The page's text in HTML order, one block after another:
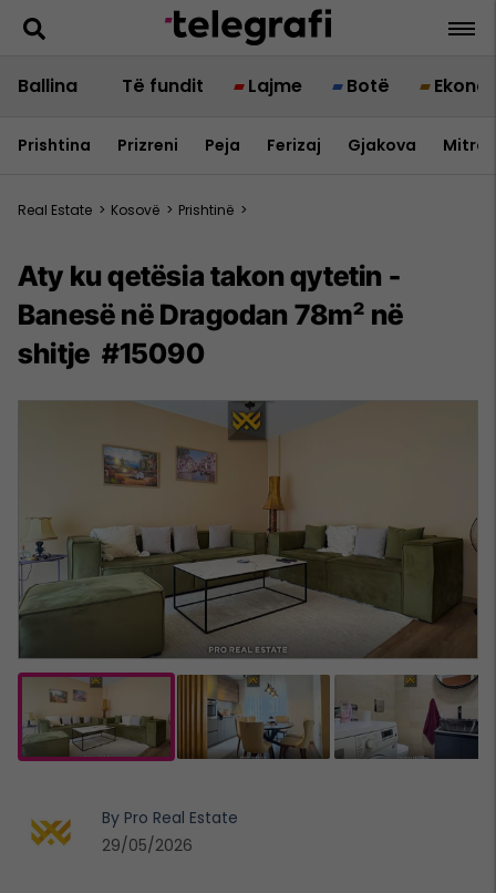
Ballina Të fundit Lajme Botë
Prishtina Prizreni Peja Ferizaj Gjakova
Real Estate > Kosovë > Prishtinë >
Aty ku qetësia takon qytetin -
Banesë në Dragodan 78m² në
shitje #15090
By Pro Real Estate
29/05/2026